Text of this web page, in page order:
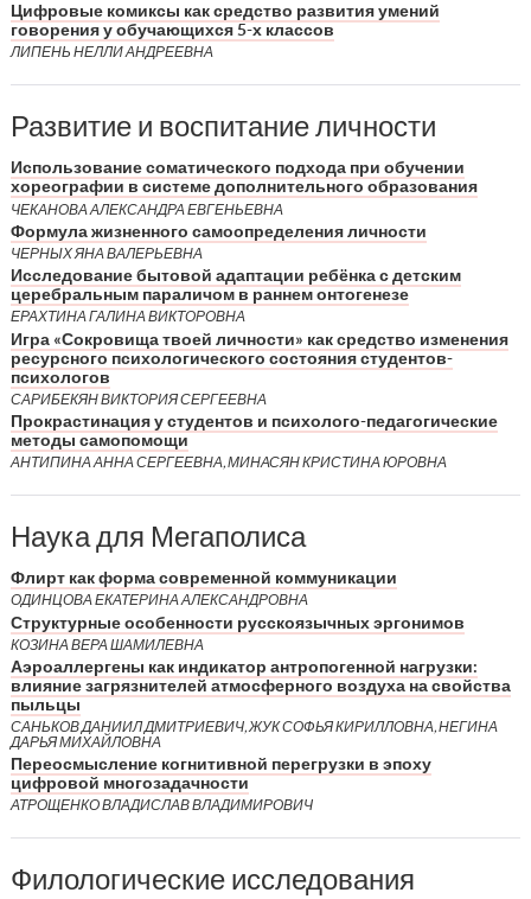
Цифровые комиксы как средство развития умений
говорения у обучающихся 5-х классов
ЛИПЕНЬ НЕЛЛИ АНДРЕЕВНА
Развитие и воспитание личности
Использование соматического подхода при обучении
хореографии в системе дополнительного образования
ЧЕКАНОВА АЛЕКСАНДРА ЕВГЕНЬЕВНА
Формула жизненного самоопределения личности
ЧЕРНЫХ ЯНА ВАЛЕРЬЕВНА
Исследование бытовой адаптации ребёнка с детским
церебральным параличом в раннем онтогенезе
ЕРАХТИНА ГАЛИНА ВИКТОРОВНА
Игра «Сокровища твоей личности» как средство изменения
ресурсного психологического состояния студентов-
психологов
САРИБЕКЯН ВИКТОРИЯ СЕРГЕЕВНА
Прокрастинация у студентов и психолого-педагогические
методы самопомощи
АНТИПИНА АННА СЕРГЕЕВНА, МИНАСЯН КРИСТИНА ЮРОВНА
Наука для Мегаполиса
Флирт как форма современной коммуникации
ОДИНЦОВА ЕКАТЕРИНА АЛЕКСАНДРОВНА
Структурные особенности русскоязычных эргонимов
КОЗИНА ВЕРА ШАМИЛЕВНА
Аэроаллергены как индикатор антропогенной нагрузки:
влияние загрязнителей атмосферного воздуха на свойства
пыльцы
САНЬКОВ ДАНИИЛ ДМИТРИЕВИЧ, ЖУК СОФЬЯ КИРИЛЛОВНА, НЕГИНА
ДАРЬЯ МИХАЙЛОВНА
Переосмысление когнитивной перегрузки в эпоху
цифровой многозадачности
АТРОЩЕНКО ВЛАДИСЛАВ ВЛАДИМИРОВИЧ
Филологические исследования